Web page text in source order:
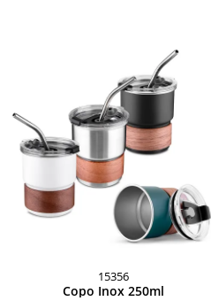
15356
Copo Inox 250ml